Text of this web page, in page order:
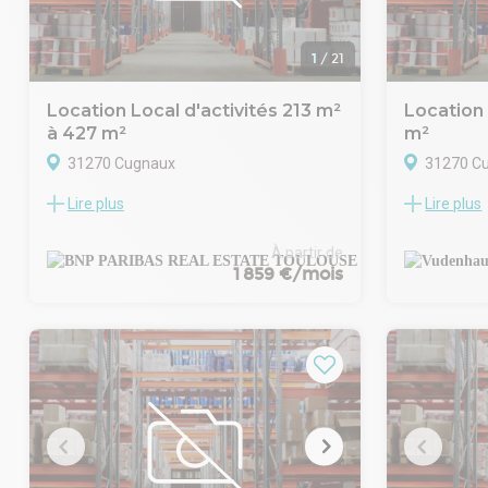
3 places de parking sont attribuées avec ce
bien (n°15, 32 et 33).
Idéal pour une activité artisanale, de
stockage ou de petite logistique.
3 places de
lot.
1 / 21
Location Local d'activités 213 m²
à 427 m²
31270 Cugnaux
COMMUNE DE CUGNAUX
Découvrez ces nouveaux locaux flambants
neufs au coeur de la zone d'activités du
(RE2020), ces locaux à destination des
artisans, PME et entreprises de services
vous permettront de vous installer dans de
bonnes conditions au sein d'un petit parc
d'activités à taille humaine.
Accueillant des bureaux en étage, chaque
cellule dispose d'une porte sectionnelle
Lire plus
À partir de
1 859 €/mois
m²
31270
À LOUER -
Nous vous
idéalement
Ce local se
activité de
et d'un
42,80 m²
Lire plus